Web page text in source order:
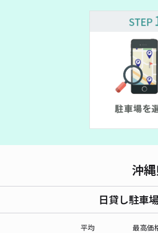
沖
日貸し駐車
平均 最高価